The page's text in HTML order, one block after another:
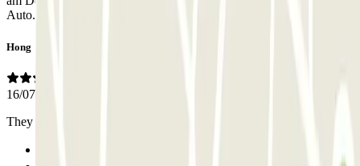
Auto. Sehr zu empfehlen.
Hong
16/07/2026
They explained everything clearly and kindly, so I had no problems